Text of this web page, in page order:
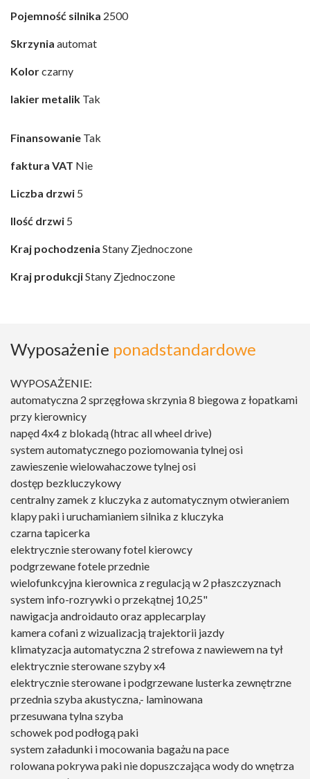
Pojemność silnika 2500
Skrzynia automat
Kolorczarny
lakier metalik Tak
Finansowanie Tak
faktura VAT Nie
Liczba drzwi 5
Ilość drzwi 5
Kraj pochodzenia Stany Zjednoczone
Kraj produkcjiStany Zjednoczone
Wyposażenie ponadstandardowe
WYPOSAŻENIE:
automatyczna 2 sprzęgłowa skrzynia 8 biegowa z łopatkami
przy kierownicy
napęd 4x4 z blokadą (htrac all wheel drive)
system automatycznego poziomowania tylnej osi
zawieszenie wielowahaczowe tylnej osi
dostęp bezkluczykowy
centralny zamek z kluczyka z automatycznym otwieraniem
klapy paki i uruchamianiem silnika z kluczyka
czarna tapicerka
elektrycznie sterowany fotel kierowcy
podgrzewane fotele przednie
wielofunkcyjna kierownica z regulacją w 2 płaszczyznach
system info-rozrywki o przekątnej 10,25"
nawigacja androidauto oraz applecarplay
kamera cofani z wizualizacją trajektorii jazdy
klimatyzacja automatyczna 2 strefowa z nawiewem na tył
elektrycznie sterowane szyby x4
elektrycznie sterowane i podgrzewane lusterka zewnętrzne
przednia szyba akustyczna,- laminowana
przesuwana tylna szyba
schowek pod podłogą paki
system załadunki i mocowania bagażu na pace
rolowana pokrywa paki nie dopuszczająca wody do wnętrza